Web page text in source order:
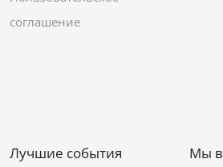
соглашение
Лучшие события Мы в